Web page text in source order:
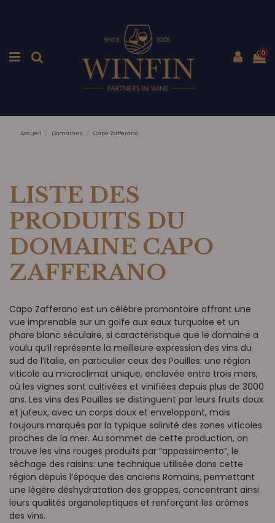
0
Accueil Domaines Capo Zafferano
LISTE DES
PRODUITS DU
DOMAINE CAPO
ZAFFERANO
Capo Zafferano est un célèbre promontoire offrant une
vue imprenable sur un golfe aux eaux turquoise et un
phare blanc séculaire, si caractéristique que le domaine a
voulu qu’il représente la meilleure expression des vins du
sud de l’Italie, en particulier ceux des Pouilles: une région
viticole au microclimat unique, enclavée entre trois mers,
où les vignes sont cultivées et vinifiées depuis plus de 3000
ans. Les vins des Pouilles se distinguent par leurs fruits doux
et juteux, avec un corps doux et enveloppant, mais
toujours marqués par la typique salinité des zones viticoles
proches de la mer. Au sommet de cette production, on
trouve les vins rouges produits par “appassimento”, le
séchage des raisins: une technique utilisée dans cette
région depuis l’époque des anciens Romains, permettant
une légère déshydratation des grappes, concentrant ainsi
leurs qualités organoleptiques et renforçant les arômes
des vins.